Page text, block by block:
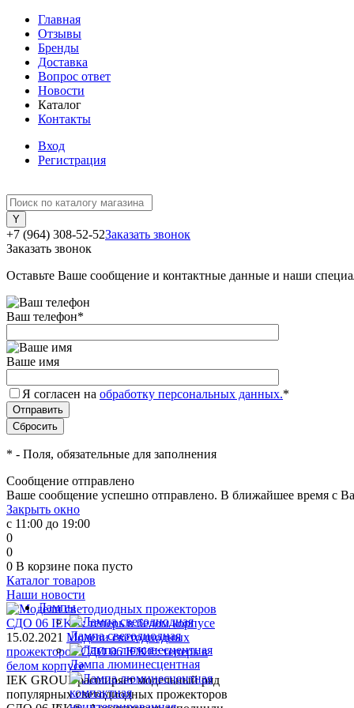
Главная
Отзывы
Бренды
Доставка
Вопрос ответ
Новости
Каталог
Контакты
Вход
Регистрация
+7 (964) 308-52-52Заказать звонок
Заказать звонок
Оставьте Ваше сообщение и контактные данные и наши
Ваш телефон*
Ваше имя
Я согласен на обработку персональных данных.*
* - Поля, обязательные для заполнения
Сообщение отправлено
Ваше сообщение успешно отправлено. В ближайшее время с
Закрыть окно
с 11:00 до 19:00
0
0
0 В корзине пока пусто
Каталог товаров
Лампы
Лампа светодиодная
Лампа люминесцентная
Наши новости
15.02.2021 Модели светодиодных
прожекторов СДО 06 IEK®: теперь в
белом корпусе
IEK GROUP расширяет модельный ряд
популярных светодиодных прожекторов